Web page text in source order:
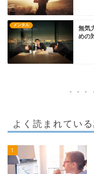
メンタル
無気
めの
よく読まれてい
1